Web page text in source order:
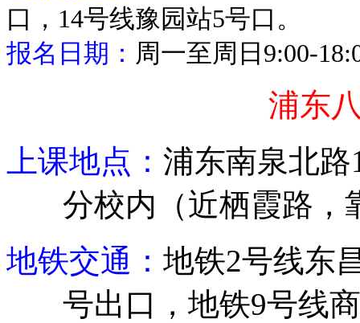
口， 14号线豫园站5号口。
报名日期： 周一至周日 9:00-
浦东
上课地点： 浦东南泉北路
分校内（近栖霞路，
地铁交通： 地铁2号线东
号出口，地铁9号线